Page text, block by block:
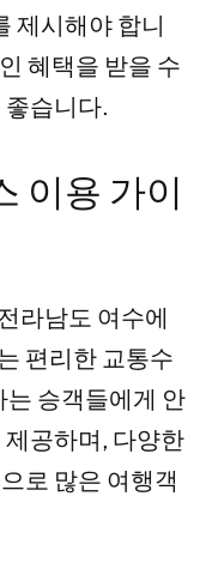
제시해야 합니
혜택을 받을 수
습니다.
이용 가이
라남도 여수에
편리한 교통수
승객들에게 안
공하며, 다양한
로 많은 여행객